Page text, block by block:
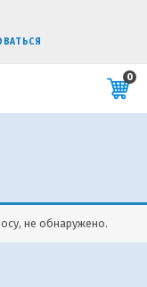
0
не обнаружено.